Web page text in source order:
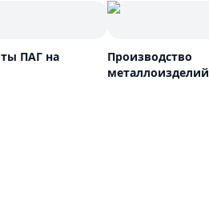
ПАГ на
Производство
металлоизделий